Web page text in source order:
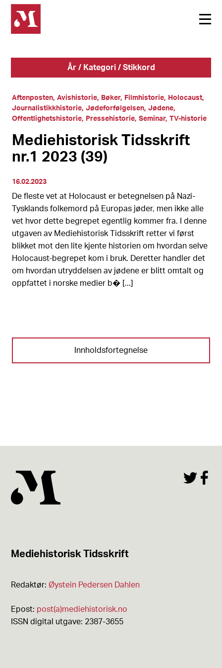
Aftenposten Avishistorie Bøker Filmhistorie
Holocaust
Journalistikkhistorie Jødeforfølgelsen Jødene
Offentlighetshistorie
Pressehistorie Seminar TV-historie
Mediehistorisk Tidsskrift
nr.1 2023 (39)
16.02.2023
De fleste vet at Holocaust er betegnelsen på Nazi-
Tysklands folkemord på Europas jøder, men ikke alle
vet hvor dette begrepet egentlig kommer fra. I denne
utgaven av Mediehistorisk Tidsskrift retter vi først
blikket mot den lite kjente historien om hvordan selve
Holocaust-begrepet kom i bruk. Deretter handler det
om hvordan utryddelsen av jødene er blitt omtalt og
oppfattet i norske medier b� [...]
Innholdsfortegnelse
År / Kategori / Stikkord
Mediehistorisk Tidsskrift
Redaktør: Øystein Pedersen Dahlen
Epost: post(a)mediehistorisk.no
ISSN digital utgave: 2387-3655